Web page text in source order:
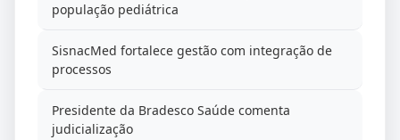
população pediátrica
SisnacMed fortalece gestão com integração de
processos
Presidente da Bradesco Saúde comenta
judicialização